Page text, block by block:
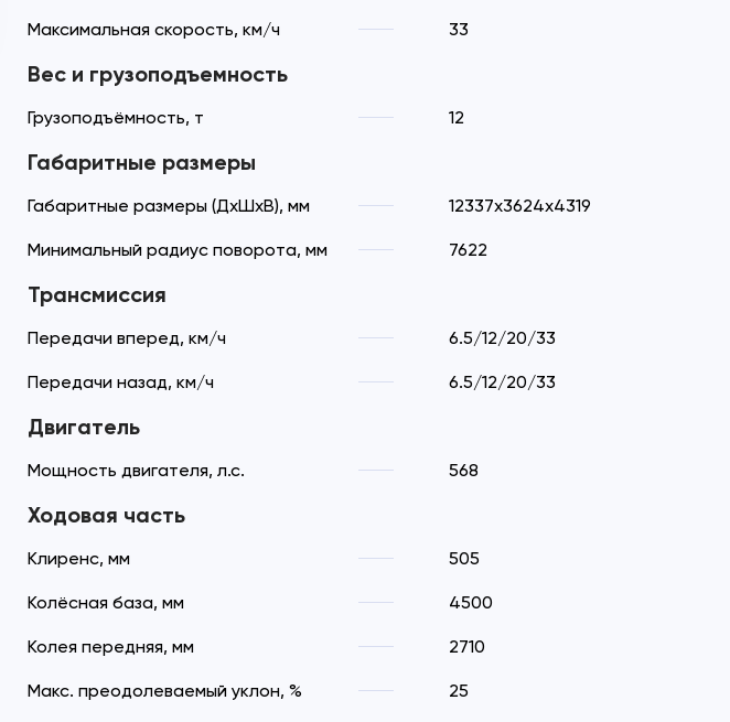
Максимальная скорость, км/ч 33
Вес и грузоподъемность
Грузоподъёмность, т 12
Габаритные размеры
Габаритные размеры (ДхШхВ), мм 12337х3624х4319
Минимальный радиус поворота, мм 7622
Трансмиссия
Передачи вперед, км/ч 6.5/12/20/33
Передачи назад, км/ч 6.5/12/20/33
Двигатель
Мощность двигателя, л.с. 568
Ходовая часть
Клиренс, мм 505
Колёсная база, мм 4500
Колея передняя, мм 2710
Макс. преодолеваемый уклон, % 25